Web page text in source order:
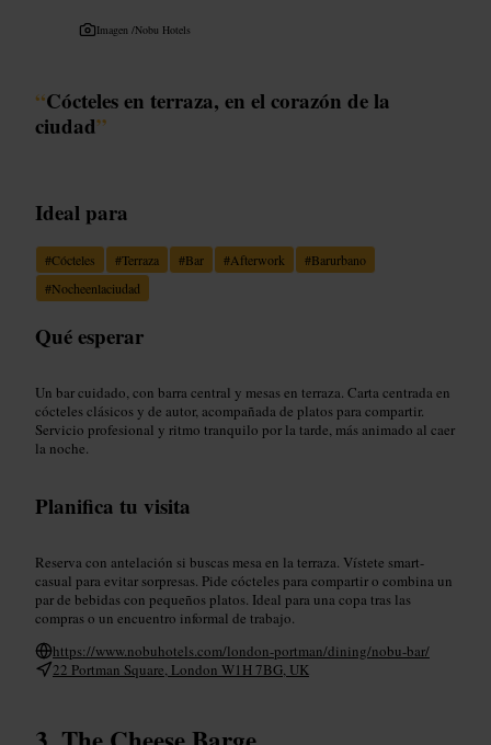
Imagen /Nobu Hotels
“Cócteles en terraza, en el corazón de la
ciudad”
Ideal para
#Cócteles #Terraza #Bar #Afterwork #Barurbano
#Nocheenlaciudad
Qué esperar
Un bar cuidado, con barra central y mesas en terraza. Carta centrada en
cócteles clásicos y de autor, acompañada de platos para compartir.
Servicio profesional y ritmo tranquilo por la tarde, más animado al caer
la noche.
Planifica tu visita
Reserva con antelación si buscas mesa en la terraza. Vístete smart-
casual para evitar sorpresas. Pide cócteles para compartir o combina un
par de bebidas con pequeños platos. Ideal para una copa tras las
compras o un encuentro informal de trabajo.
https://www.nobuhotels.com/london-portman/dining/nobu-bar/
22 Portman Square, London W1H 7BG, UK